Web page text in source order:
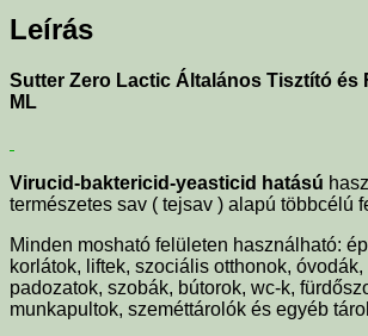
Leírás
Sutter Zero Lactic Általános Tisztító és
ML
Virucid-baktericid-yeasticid hatású
természetes sav ( tejsav ) alapú többcélú
Minden mosható felületen használható:
korlátok, liftek, szociális otthonok,
padozatok, szobák, bútorok, wc-k,
munkapultok, szeméttárolók és egyéb